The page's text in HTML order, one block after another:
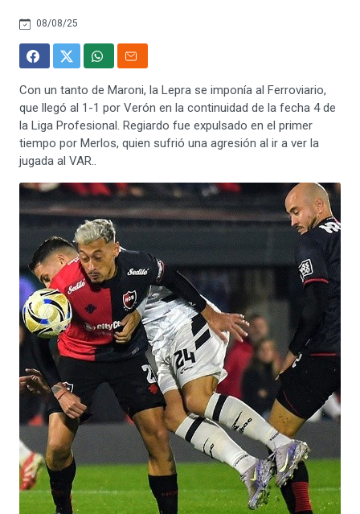
08/08/25
Con un tanto de Maroni, la Lepra se imponía al Ferroviario,
que llegó al 1-1 por Verón en la continuidad de la fecha 4 de
la Liga Profesional. Regiardo fue expulsado en el primer
tiempo por Merlos, quien sufrió una agresión al ir a ver la
jugada al VAR..